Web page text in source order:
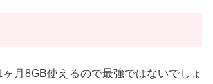
ヶ月8GB使えるので最強ではないでしょ